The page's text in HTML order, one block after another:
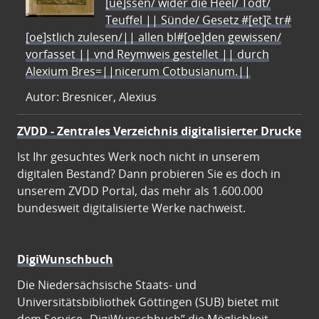
Teuffel || Sünde/ Gesetz #[et]c̃ tr#
[oe]stlich zulesen/|| allen bl#[oe]den gewissen/
vorfasset || vnd Reymweis gestellet || durch
Alexium Bres=||nicerum Cotbusianum.||
Autor: Bresnicer, Alexius
ZVDD - Zentrales Verzeichnis digitalisierter Drucke
Ist Ihr gesuchtes Werk noch nicht in unserem
digitalen Bestand? Dann probieren Sie es doch in
unserem ZVDD Portal, das mehr als 1.600.000
bundesweit digitalisierte Werke nachweist.
DigiWunschbuch
Die Niedersächsische Staats- und
Universitätsbibliothek Göttingen (SUB) bietet mit